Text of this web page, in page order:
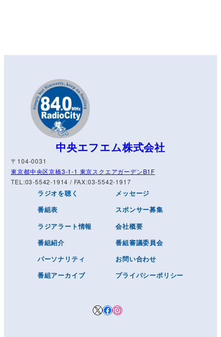
中央エフエム株式会社
〒104-0031
東京都中央区京橋3-1-1 東京スクエアガーデンB1F
TEL:03-5542-1914 / FAX:03-5542-1917
ラジオを聴く
番組表
ラジアラート情報
番組紹介
パーソナリティ
番組アーカイブ
メッセージ
スポンサー募集
会社概要
番組審議委員会
お問い合わせ
プライバシーポリシー
XFacebook
Instagram